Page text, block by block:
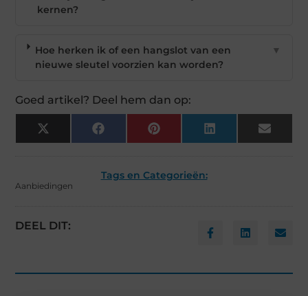
kernen?
Hoe herken ik of een hangslot van een
nieuwe sleutel voorzien kan worden?
▼
Goed artikel? Deel hem dan op:
X
(Twitter)
Facebook Pinterest LinkedIn Email
Tags en Categorieën:
Aanbiedingen
DEEL DIT: